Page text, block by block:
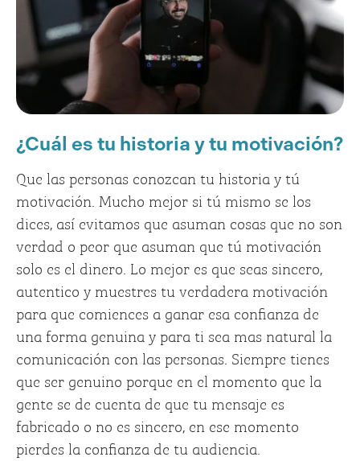
¿Cuál es tu historia y tu motivación?
Que las personas conozcan tu historia y tú
motivación. Mucho mejor si tú mismo se los
dices, así evitamos que asuman cosas que no son
verdad o peor que asuman que tú motivación
solo es el dinero. Lo mejor es que seas sincero,
autentico y muestres tu verdadera motivación
para que comiences a ganar esa confianza de
una forma genuina y para ti sea mas natural la
comunicación con las personas. Siempre tienes
que ser genuino porque en el momento que la
gente se de cuenta de que tu mensaje es
fabricado o no es sincero, en ese momento
pierdes la confianza de tu audiencia.